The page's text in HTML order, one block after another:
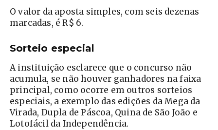
O valor da aposta simples, com seis dezenas
marcadas, é R$ 6.
Sorteio especial
A instituição esclarece que o concurso não
acumula, se não houver ganhadores na faixa
principal, como ocorre em outros sorteios
especiais, a exemplo das edições da Mega da
Virada, Dupla de Páscoa, Quina de São João e
Lotofácil da Independência.